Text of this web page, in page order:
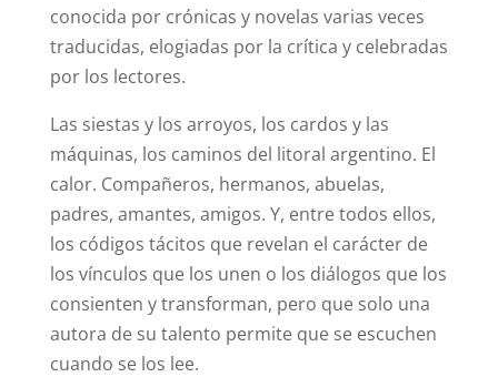
conocida por crónicas y novelas varias veces
traducidas, elogiadas por la crítica y celebradas
por los lectores.
Las siestas y los arroyos, los cardos y las
máquinas, los caminos del litoral argentino. El
calor. Compañeros, hermanos, abuelas,
padres, amantes, amigos. Y, entre todos ellos,
los códigos tácitos que revelan el carácter de
los vínculos que los unen o los diálogos que los
consienten y transforman, pero que solo una
autora de su talento permite que se escuchen
cuando se los lee.